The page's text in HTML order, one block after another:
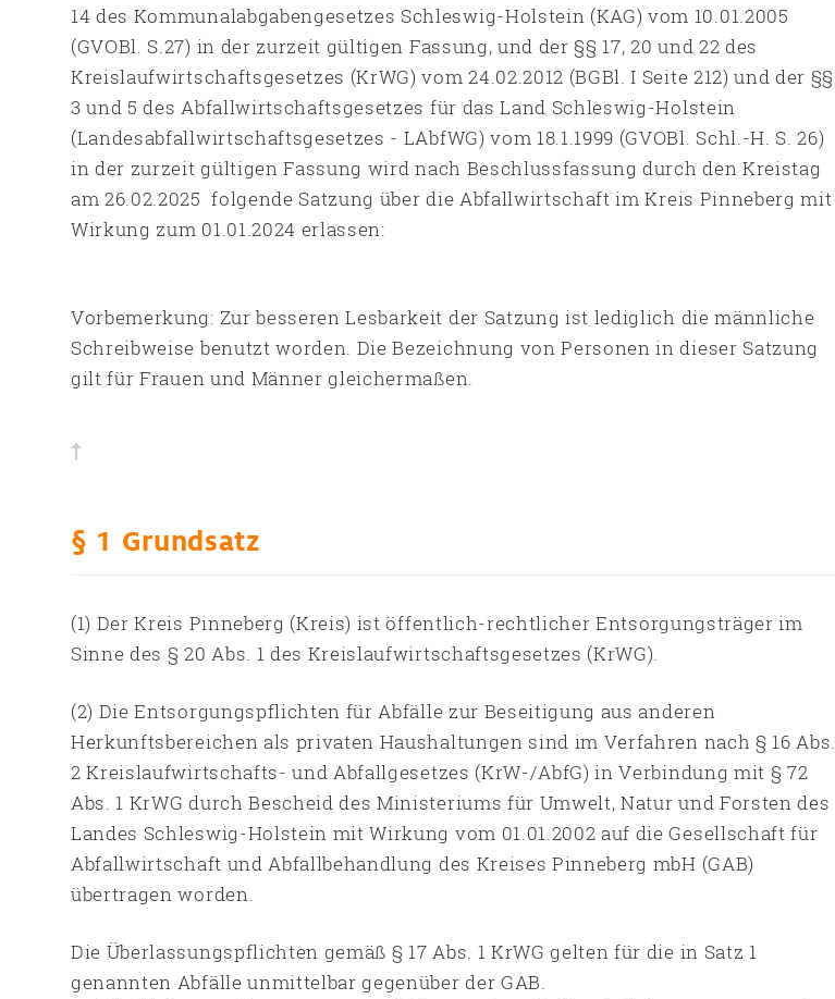
14 des Kommunalabgabengesetzes Schleswig-Holstein (KAG) vom 10.01.2005
(GVOBl. S.27) in der zurzeit gültigen Fassung, und der §§ 17, 20 und 22 des
Kreislaufwirtschaftsgesetzes (KrWG) vom 24.02.2012 (BGBl. I Seite 212) und der §§
3 und 5 des Abfallwirtschaftsgesetzes für das Land Schleswig-Holstein
(Landesabfallwirtschaftsgesetzes - LAbfWG) vom 18.1.1999 (GVOBl. Schl.-H. S. 26)
in der zurzeit gültigen Fassung wird nach Beschlussfassung durch den Kreistag
am 26.02.2025 folgende Satzung über die Abfallwirtschaft im Kreis Pinneberg mit
Wirkung zum 01.01.2024 erlassen:
Vorbemerkung: Zur besseren Lesbarkeit der Satzung ist lediglich die männliche
Schreibweise benutzt worden. Die Bezeichnung von Personen in dieser Satzung
gilt für Frauen und Männer gleichermaßen.
§ 1 Grundsatz
(1) Der Kreis Pinneberg (Kreis) ist öffentlich-rechtlicher Entsorgungsträger im
Sinne des § 20 Abs. 1 des Kreislaufwirtschaftsgesetzes (KrWG).
(2) Die Entsorgungspflichten für Abfälle zur Beseitigung aus anderen
Herkunftsbereichen als privaten Haushaltungen sind im Verfahren nach § 16 Abs.
2 Kreislaufwirtschafts- und Abfallgesetzes (KrW-/AbfG) in Verbindung mit § 72
Abs. 1 KrWG durch Bescheid des Ministeriums für Umwelt, Natur und Forsten des
Landes Schleswig-Holstein mit Wirkung vom 01.01.2002 auf die Gesellschaft für
Abfallwirtschaft und Abfallbehandlung des Kreises Pinneberg mbH (GAB)
übertragen worden.
Die Überlassungspflichten gemäß § 17 Abs. 1 KrWG gelten für die in Satz 1
genannten Abfälle unmittelbar gegenüber der GAB.